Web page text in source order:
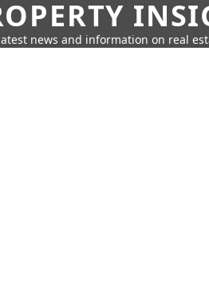
news and information on real